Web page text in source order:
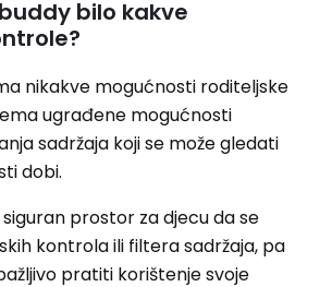
bilo kakve
nikakve mogućnosti roditeljske
ugrađene mogućnosti
sadržaja koji se može gledati
dobi.
prostor za djecu da se
kontrola ili filtera sadržaja, pa
pratiti korištenje svoje